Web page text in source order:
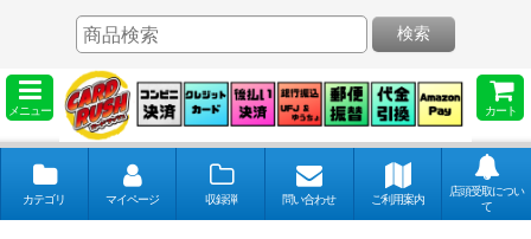
メニュー カート
検索
カテゴリ マイページ 収録弾 問い合わせ ご利用案内
店頭受取につい
て